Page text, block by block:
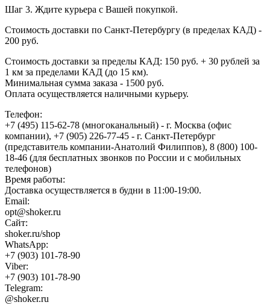
Шаг 3. Ждите курьера с Вашей покупкой.
Стоимость доставки по Санкт-Петербургу (в пределах КАД) -
200 руб.
Стоимость доставки за пределы КАД: 150 руб. + 30 рублей за
1 км за пределами КАД (до 15 км).
Минимальная сумма заказа - 1500 руб.
Оплата осуществляется наличными курьеру.
Телефон:
+7 (495) 115-62-78 (многоканальный) - г. Москва (офис
компании), +7 (905) 226-77-45 - г. Санкт-Петербург
(представитель компании-Анатолий Филиппов), 8 (800) 100-
18-46 (для бесплатных звонков по России и с мобильных
телефонов)
Время работы:
Доставка осуществляется в будни в 11:00-19:00.
Email:
opt@shoker.ru
Сайт:
shoker.ru/shop
WhatsApp:
+7 (903) 101-78-90
Viber:
+7 (903) 101-78-90
Telegram:
@shoker.ru